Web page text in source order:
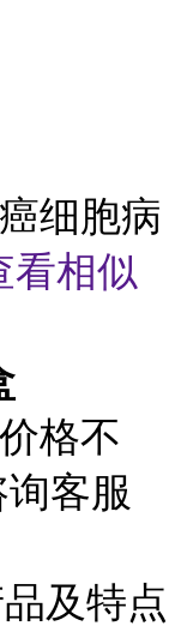
细胞病
看相似
格不
客服
及特点